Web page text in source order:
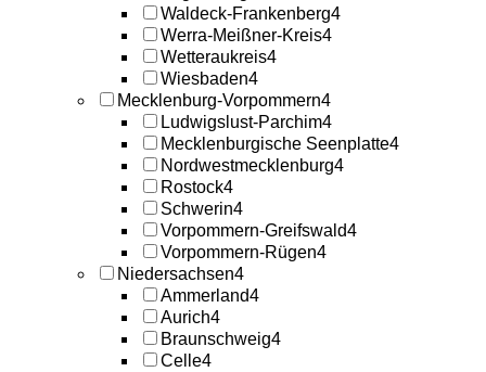
Waldeck-Frankenberg4
Werra-Meißner-Kreis4
Wetteraukreis4
Wiesbaden4
Mecklenburg-Vorpommern4
Ludwigslust-Parchim4
Mecklenburgische Seenplatte4
Nordwestmecklenburg4
Rostock4
Schwerin4
Vorpommern-Greifswald4
Vorpommern-Rügen4
Niedersachsen4
Ammerland4
Aurich4
Braunschweig4
Celle4